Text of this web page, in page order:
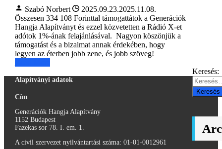
Szabó Norbert 2025.09.23.2025.11.08.
Összesen 334 108 Forinttal támogattátok a Generációk
Hangja Alapítványt és ezzel közvetetten a Rádió X-et
adótok 1%-ának felajánlásával. Nagyon köszönjük a
támogatást és a bizalmat annak érdekében, hogy
legyen az éterben jobb zene, és jobb szöveg!
Keresés:
Alapítványi adatok
Cím
Generációk Hangja Alapítvány
1152 Budapest
Fazekas sor 78. I. em. 1.
A civil szervezet nyilvántartási száma: 01-01-0012961